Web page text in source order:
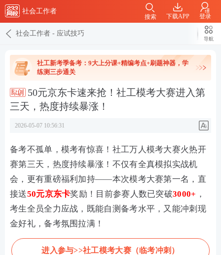
社会工作者
下载APP 登录
搜索
社会工作者 - 应试技巧
导航
社工新考季备考：9大上分课+精编考点+刷题神器，学
练测三步通关
50元京东卡速来抢！社工模考大赛进入第
三天，热度持续暴涨！
2026-05-07 10:56:31
备考不孤单，模考有惊喜！社工万人模考大赛火热开
赛第三天，热度持续暴涨！不仅有全真模拟实战机
会，更有重磅福利加持——本次模考大赛第一名，直
接送50元京东卡奖励！目前参赛人数已突破3000+ ，
考生全员全力应战，既能自测备考水平，又能冲刺现
金好礼，备考氛围拉满！
进入参与>>社工模考大赛（临考冲刺）